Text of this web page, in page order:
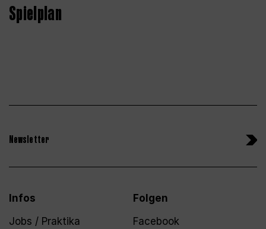
Spielplan
Newsletter
Infos
Jobs / Praktika
Folgen
Facebook